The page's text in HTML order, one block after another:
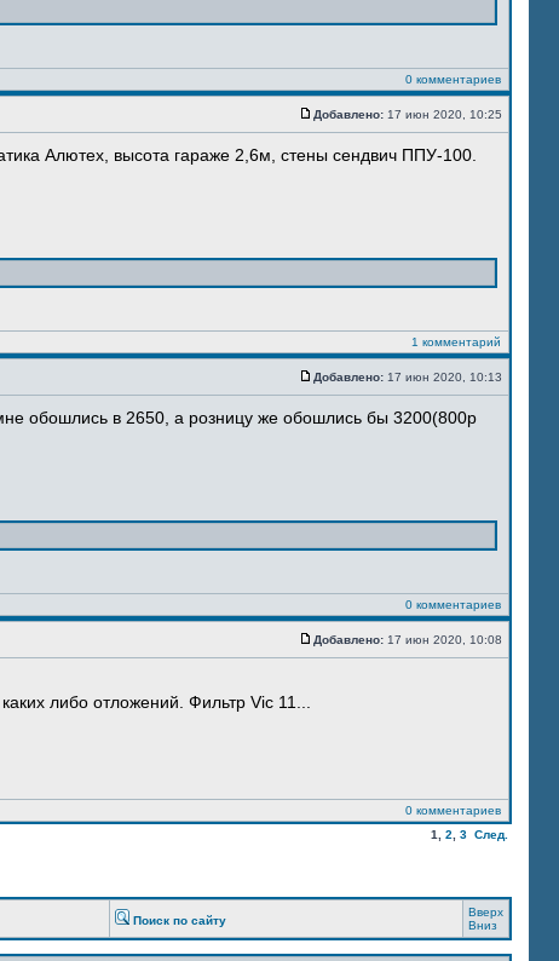
0 комментариев
Добавлено: 17 июн 2020, 10:25
Алютех, высота гараже 2,6м, стены сендвич ППУ-100.
1 комментарий
Добавлено: 17 июн 2020, 10:13
обошлись в 2650, а розницу же обошлись бы 3200(800р
0 комментариев
Добавлено: 17 июн 2020, 10:08
либо отложений. Фильтр Vic 11...
0 комментариев
1 2 3 След.
Поиск по сайту
Вверх
Вниз